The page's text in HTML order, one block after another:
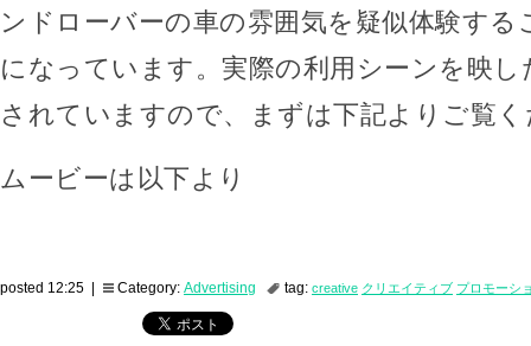
ンドローバーの車の雰囲気を疑似体験す
になっています。実際の利用シーンを映し
されていますので、まずは下記よりご覧
ムービーは以下より
posted 12:25 | Category: Advertising tag: creative クリエイティブ プロモーシ